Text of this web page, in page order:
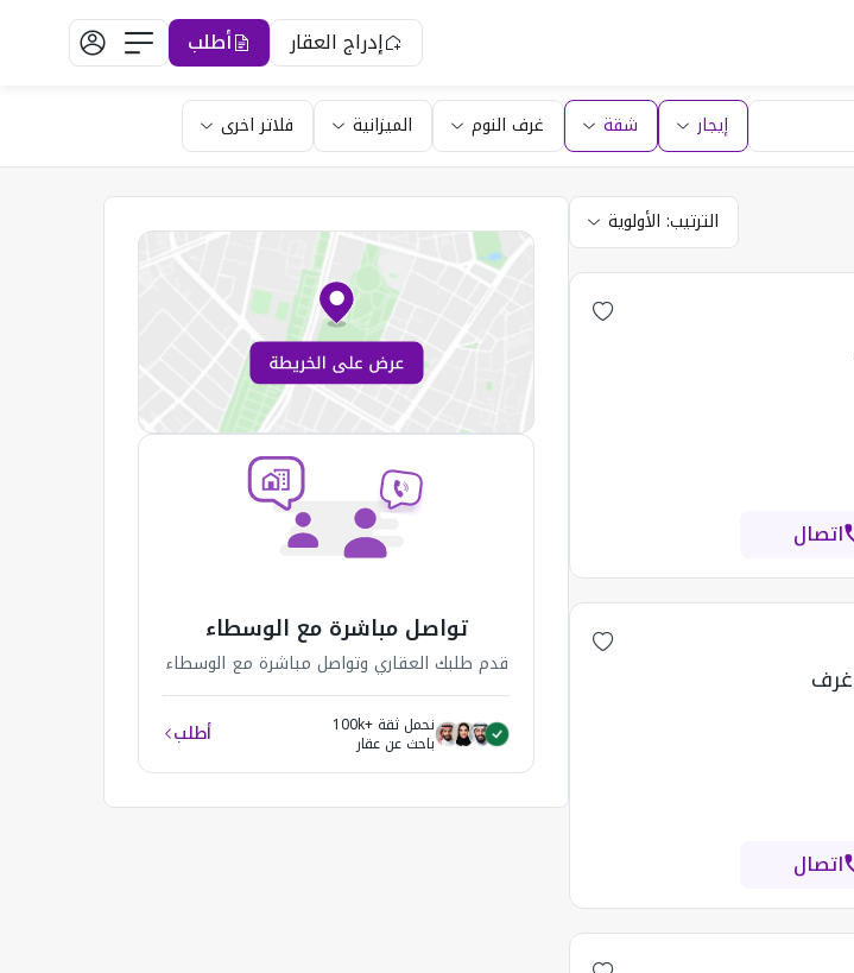
إدراج العقار أطلب
إيجار شقة غرف النوم الميزانية فلاتر اخرى
الترتيب: الأولوية
اتصال
اتصال
تواصل مباشرة مع الوسطاء
قدم طلبك العقاري وتواصل مباشرة مع الوسطاء
نحمل ثقة +100k
باحث عن عقار أطلب